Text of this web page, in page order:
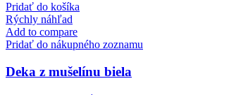
Pridať do košíka
Rýchly náhľad
Add to compare
Pridať do nákupného zoznamu
Deka z mušelínu biela